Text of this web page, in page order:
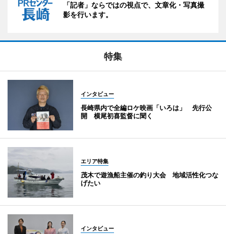
「記者」ならではの視点で、文章化・写真撮
影を行います。
特集
インタビュー
長崎県内で全編ロケ映画「いろは」 先行公
開 横尾初喜監督に聞く
エリア特集
茂木で遊漁船主催の釣り大会 地域活性化つな
げたい
インタビュー